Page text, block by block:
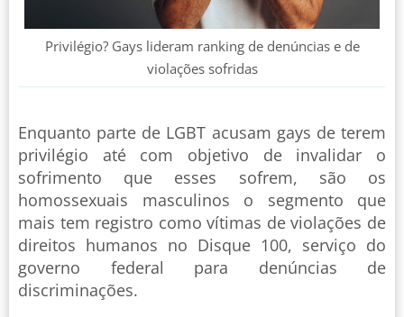
Privilégio? Gays lideram ranking de denúncias e de
violações sofridas
Enquanto parte de LGBT acusam gays de terem
privilégio até com objetivo de invalidar o
sofrimento que esses sofrem, são os
homossexuais masculinos o segmento que
mais tem registro como vítimas de violações de
direitos humanos no Disque 100, serviço do
governo federal para denúncias de
discriminações.